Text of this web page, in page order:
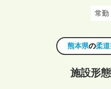
常勤
熊本県の柔
施設形